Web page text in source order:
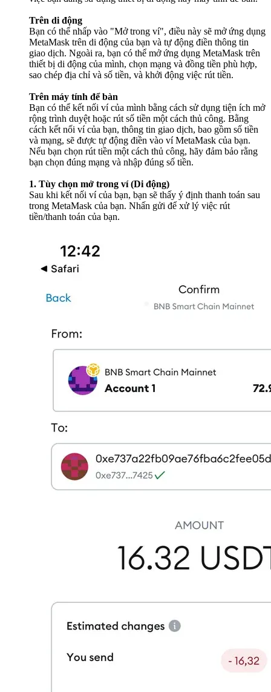
Trên di động
Bạn có thể nhấp vào "Mở trong ví", điều này sẽ mở ứng dụng
MetaMask trên di động của bạn và tự động điền thông tin
giao dịch. Ngoài ra, bạn có thể mở ứng dụng MetaMask trên
thiết bị di động của mình, chọn mạng và đồng tiền phù hợp,
sao chép địa chỉ và số tiền, và khởi động việc rút tiền.
Trên máy tính để bàn
Bạn có thể kết nối ví của mình bằng cách sử dụng tiện ích mở
rộng trình duyệt hoặc rút số tiền một cách thủ công. Bằng
cách kết nối ví của bạn, thông tin giao dịch, bao gồm số tiền
và mạng, sẽ được tự động điền vào ví MetaMask của bạn.
Nếu bạn chọn rút tiền một cách thủ công, hãy đảm bảo rằng
bạn chọn đúng mạng và nhập đúng số tiền.
1. Tùy chọn mở trong ví (Di động)
Sau khi kết nối ví của bạn, bạn sẽ thấy ý định thanh toán sau
trong MetaMask của bạn. Nhấn gửi để xử lý việc rút
tiền/thanh toán của bạn.